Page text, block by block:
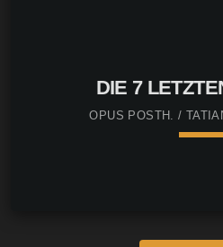
DIE 7
OPUS POSTH. /